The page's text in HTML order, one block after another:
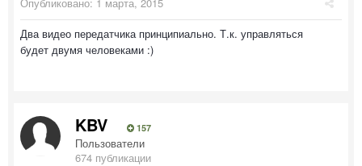
Два видео передатчика принципиально. Т.к. управляться
будет двумя человеками :)
KBV 157
Пользователи
674 публикации